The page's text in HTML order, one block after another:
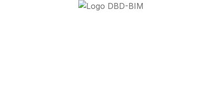
Bildergalerie überspringen